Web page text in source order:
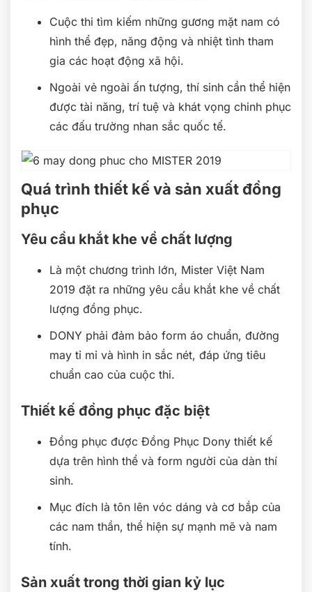
Cuộc thi tìm kiếm những gương mặt nam có
hình thể đẹp, năng động và nhiệt tình tham
gia các hoạt động xã hội.
Ngoài vẻ ngoài ấn tượng, thí sinh cần thể hiện
được tài năng, trí tuệ và khát vọng chinh phục
các đấu trường nhan sắc quốc tế.
Quá trình thiết kế và sản xuất đồng
phục
Yêu cầu khắt khe về chất lượng
Là một chương trình lớn, Mister Việt Nam
2019 đặt ra những yêu cầu khắt khe về chất
lượng đồng phục.
DONY phải đảm bảo form áo chuẩn, đường
may tỉ mỉ và hình in sắc nét, đáp ứng tiêu
chuẩn cao của cuộc thi.
Thiết kế đồng phục đặc biệt
Đồng phục được Đồng Phục Dony thiết kế
dựa trên hình thể và form người của dàn thí
sinh.
Mục đích là tôn lên vóc dáng và cơ bắp của
các nam thần, thể hiện sự mạnh mẽ và nam
tính.
Sản xuất trong thời gian kỷ lục